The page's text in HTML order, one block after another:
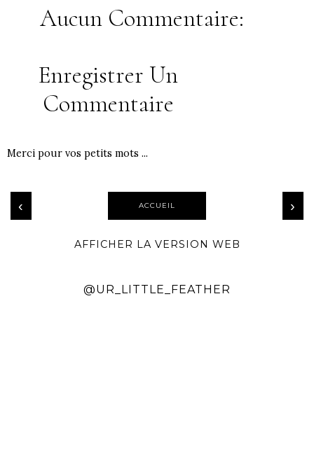
Aucun Commentaire:
Enregistrer Un
Commentaire
Merci pour vos petits mots ...
‹ ›
ACCUEIL
AFFICHER LA VERSION WEB
@UR_LITTLE_FEATHER